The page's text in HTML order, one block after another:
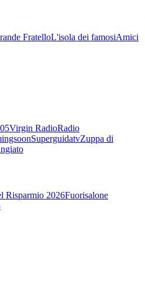
FratelloL'isola dei famosiAmici
Virgin RadioRadio
SuperguidatvZuppa di
Risparmio 2026Fuorisalone